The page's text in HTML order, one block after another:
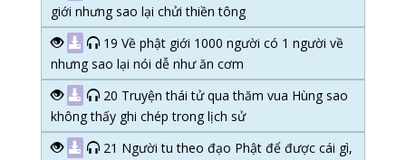
giới nhưng sao lại chửi thiền tông
19 Về phật giới 1000 người có 1 người về
nhưng sao lại nói dễ như ăn cơm
20 Truyện thái tử qua thăm vua Hùng sao
không thấy ghi chép trong lịch sử
21 Người tu theo đạo Phật để được cái gì,